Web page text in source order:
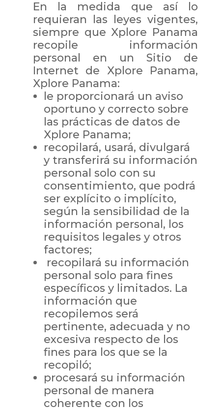
En la medida que así lo
requieran las leyes vigentes,
siempre que Xplore Panama
recopile información
personal en un Sitio de
Internet de Xplore Panama,
Xplore Panama:
le proporcionará un aviso
oportuno y correcto sobre
las prácticas de datos de
Xplore Panama;
recopilará, usará, divulgará
y transferirá su información
personal solo con su
consentimiento, que podrá
ser explícito o implícito,
según la sensibilidad de la
información personal, los
requisitos legales y otros
factores;
recopilará su información
personal solo para fines
específicos y limitados. La
información que
recopilemos será
pertinente, adecuada y no
excesiva respecto de los
fines para los que se la
recopiló;
procesará su información
personal de manera
coherente con los